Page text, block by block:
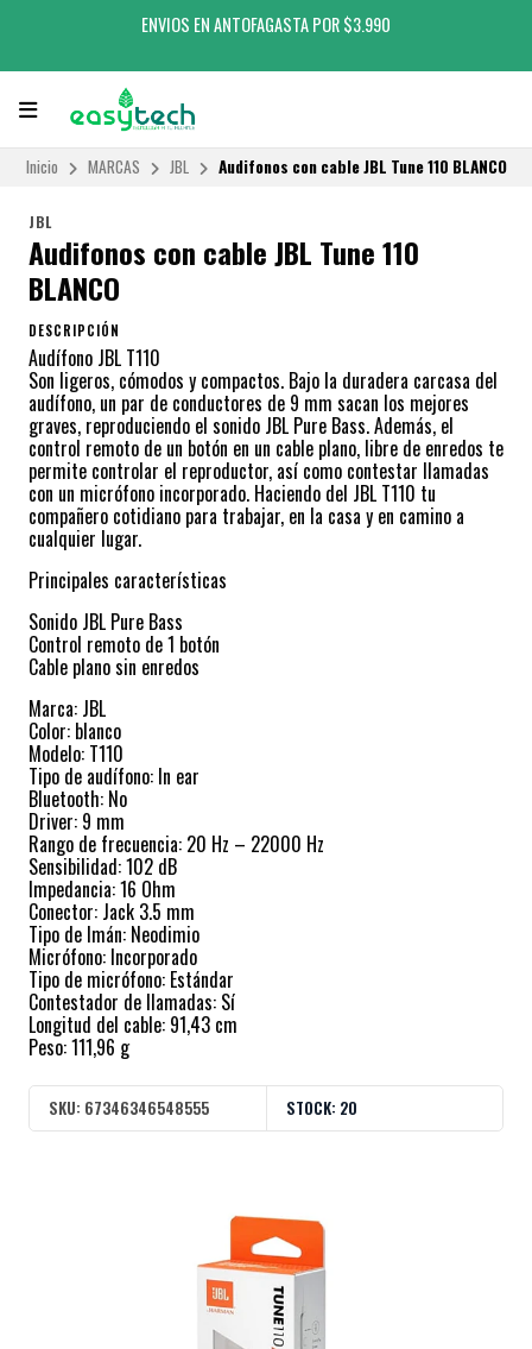
ENVIOS EN ANTOFAGASTA POR $3.990
Inicio MARCAS JBL Audifonos con cable JBL Tune 110 BLANCO
JBL
Audifonos con cable JBL Tune 110
BLANCO
DESCRIPCIÓN
Audífono JBL T110
Son ligeros, cómodos y compactos. Bajo la duradera carcasa del
audífono, un par de conductores de 9 mm sacan los mejores
graves, reproduciendo el sonido JBL Pure Bass. Además, el
control remoto de un botón en un cable plano, libre de enredos te
permite controlar el reproductor, así como contestar llamadas
con un micrófono incorporado. Haciendo del JBL T110 tu
compañero cotidiano para trabajar, en la casa y en camino a
cualquier lugar.
Principales características
Sonido JBL Pure Bass
Control remoto de 1 botón
Cable plano sin enredos
Marca: JBL
Color: blanco
Modelo: T110
Tipo de audífono: In ear
Bluetooth: No
Driver: 9 mm
Rango de frecuencia: 20 Hz – 22000 Hz
Sensibilidad: 102 dB
Impedancia: 16 Ohm
Conector: Jack 3.5 mm
Tipo de Imán: Neodimio
Micrófono: Incorporado
Tipo de micrófono: Estándar
Contestador de llamadas: Sí
Longitud del cable: 91,43 cm
Peso: 111,96 g
SKU: 67346346548555 STOCK: 20